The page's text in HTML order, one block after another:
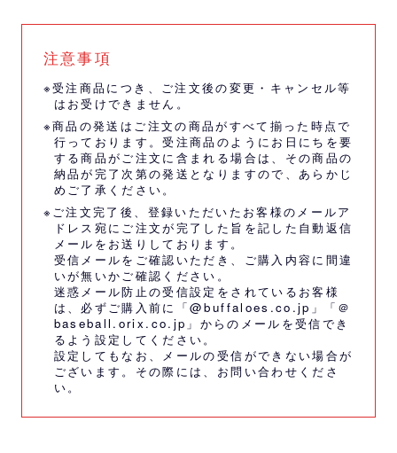
注意事項
※受注商品につき、ご注文後の変更・キャンセル等
はお受けできません。
※商品の発送はご注文の商品がすべて揃った時点で
行っております。受注商品のようにお日にちを要
する商品がご注文に含まれる場合は、その商品の
納品が完了次第の発送となりますので、あらかじ
めご了承ください。
※ご注文完了後、登録いただいたお客様のメールア
ドレス宛にご注文が完了した旨を記した自動返信
メールをお送りしております。
受信メールをご確認いただき、ご購入内容に間違
いが無いかご確認ください。
迷惑メール防止の受信設定をされているお客様
は、必ずご購入前に「@buffaloes.co.jp」「＠
baseball.orix.co.jp」からのメールを受信でき
るよう設定してください。
設定してもなお、メールの受信ができない場合が
ございます。その際には、 お問い合わせくださ
い。